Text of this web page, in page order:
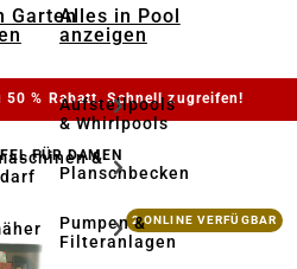
Garten
&
Alles in Pool
anzeigen
Aufstellpools
& Whirlpools
Planschbecken
Pumpen &
Filteranlagen
50 % Rabatt. Schnell zugreifen!
FÜR DAMEN
2 ONLINE VERFÜGBAR